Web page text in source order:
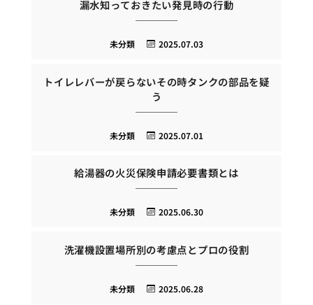
漏水知っておきたい発見時の行動
2025.07.03
未分類
トイレレバーが戻らないその時タンクの部品を疑
う
2025.07.01
未分類
給湯器の火災保険申請必要書類とは
2025.06.30
未分類
洗濯機設置場所別の考慮点とプロの役割
2025.06.28
未分類